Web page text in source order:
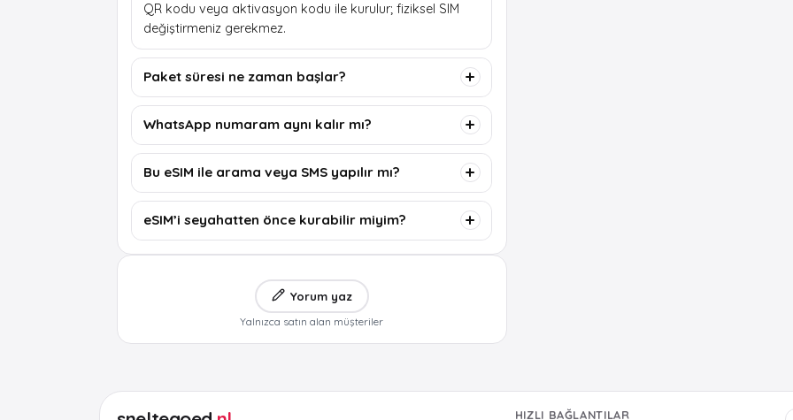
QR kodu veya aktivasyon kodu ile kurulur; fiziksel SIM
değiştirmeniz gerekmez.
Paket süresi ne zaman başlar?
WhatsApp numaram aynı kalır mı?
Bu eSIM ile arama veya SMS yapılır mı?
eSIM’i seyahatten önce kurabilir miyim?
Yorum yaz
Yalnızca satın alan müşteriler
HIZLI BAĞLANTILAR